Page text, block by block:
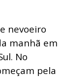
nevoeiro
manhã em
No
pela